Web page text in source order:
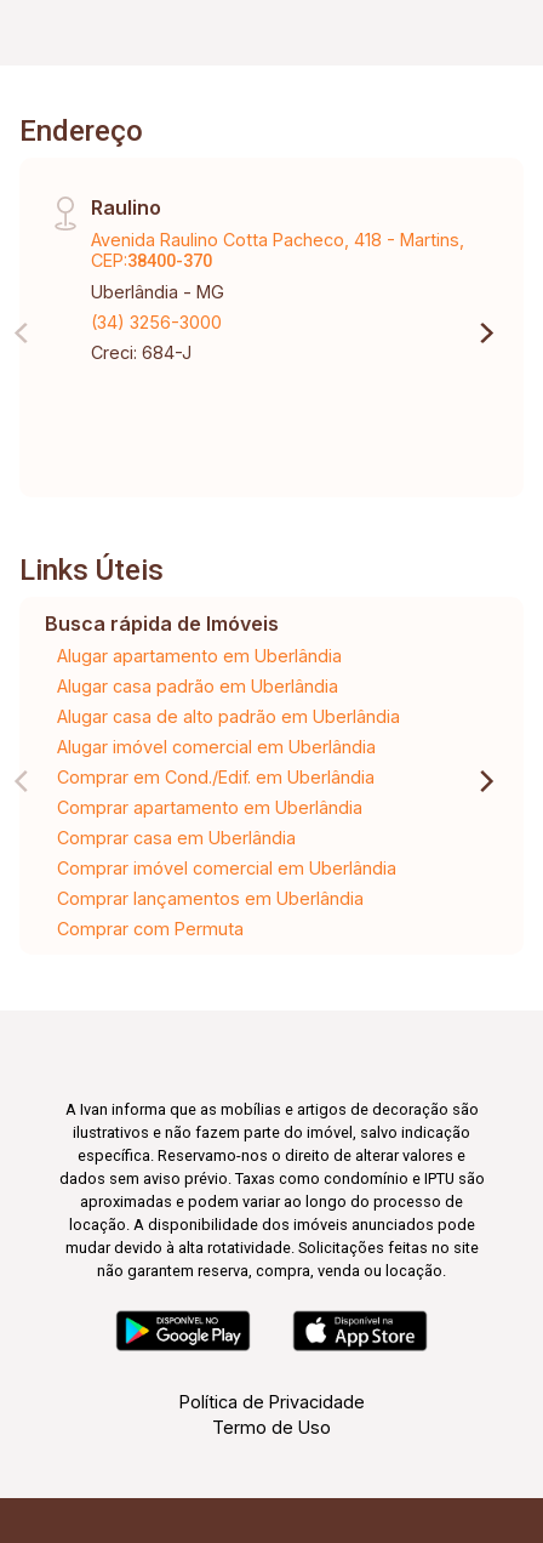
Endereço
Raulino
Avenida Raulino Cotta Pacheco, 418 - Martins,
CEP:38400-370
Uberlândia - MG
(34) 3256-3000
Creci: 684-J
Links Úteis
Busca rápida de Imóveis
Alugar apartamento em Uberlândia
Alugar casa padrão em Uberlândia
Alugar casa de alto padrão em Uberlândia
Alugar imóvel comercial em Uberlândia
Comprar em Cond./Edif. em Uberlândia
Comprar apartamento em Uberlândia
Comprar casa em Uberlândia
Comprar imóvel comercial em Uberlândia
Comprar lançamentos em Uberlândia
Comprar com Permuta
A Ivan informa que as mobílias e artigos de decoração são
ilustrativos e não fazem parte do imóvel, salvo indicação
específica. Reservamo-nos o direito de alterar valores e
dados sem aviso prévio. Taxas como condomínio e IPTU são
aproximadas e podem variar ao longo do processo de
locação. A disponibilidade dos imóveis anunciados pode
mudar devido à alta rotatividade. Solicitações feitas no site
não garantem reserva, compra, venda ou locação.
Política de Privacidade
Termo de Uso